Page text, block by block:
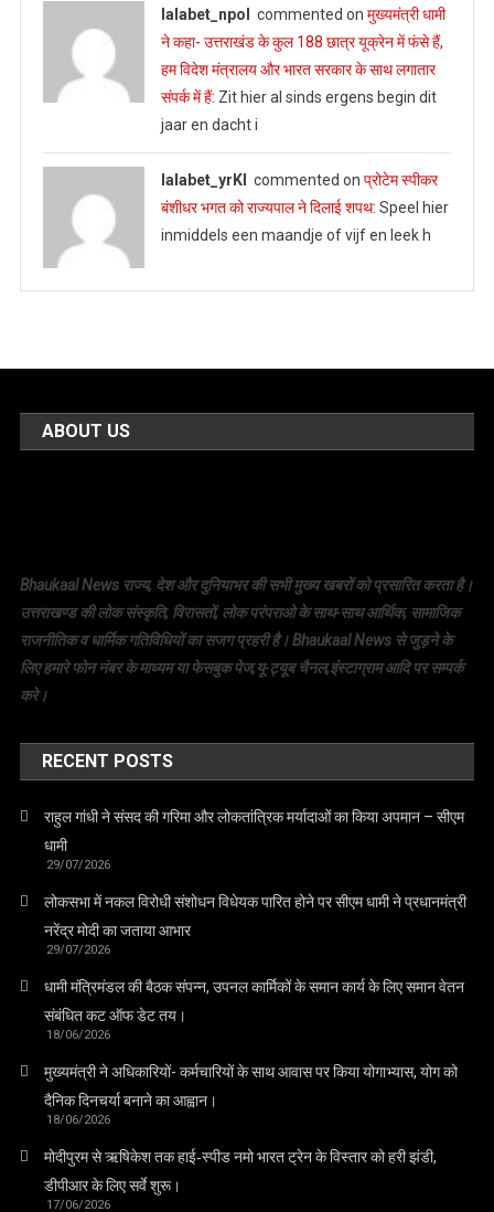
lalabet_npol commented onमुख्‍यमंत्री धामी
ने कहा- उत्तराखंड के कुल 188 छात्र यूक्रेन में फंसे हैं,
हम विदेश मंत्रालय और भारत सरकार के साथ लगातार
संपर्क में हैं: Zit hier al sinds ergens begin dit
jaar en dacht i
lalabet_yrKl commented onप्रोटेम स्पीकर
बंशीधर भगत को राज्यपाल ने दिलाई शपथ: Speel hier
inmiddels een maandje of vijf en leek h
ABOUT US
Bhaukaal News राज्य, देश और दुनियाभर की सभी मुख्य खबरों को प्रसारित करता है।
उत्तराखण्ड की लोक संस्कृति, विरासतों, लोक परंपराओ के साथ-साथ आर्थिक, सामाजिक
राजनीतिक व धार्मिक गतिविधियों का सजग प्रहरी है। Bhaukaal News से जुड़ने के
लिए हमारे फोन नंबर के माध्यम या फेसबुक पेज,यू-ट्यूब चैनल,इंस्टाग्राम आदि पर सम्पर्क
करे।
RECENT POSTS
राहुल गांधी ने संसद की गरिमा और लोकतांत्रिक मर्यादाओं का किया अपमान – सीएम
धामी
29/07/2026
लोकसभा में नकल विरोधी संशोधन विधेयक पारित होने पर सीएम धामी ने प्रधानमंत्री
नरेंद्र मोदी का जताया आभार
29/07/2026
धामी मंत्रिमंडल की बैठक संपन्न, उपनल कार्मिकों के समान कार्य के लिए समान वेतन
संबंधित कट ऑफ डेट तय।
18/06/2026
मुख्यमंत्री ने अधिकारियों- कर्मचारियों के साथ आवास पर किया योगाभ्यास, योग को
दैनिक दिनचर्या बनाने का आह्वान।
18/06/2026
मोदीपुरम से ऋषिकेश तक हाई‑स्पीड नमो भारत ट्रेन के विस्तार को हरी झंडी,
डीपीआर के लिए सर्वे शुरू।
17/06/2026